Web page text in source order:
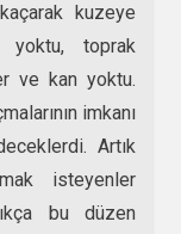
kuzeye
yoktu, toprak
ve kan yoktu.
imkanı
Artık
isteyenler
bu düzen